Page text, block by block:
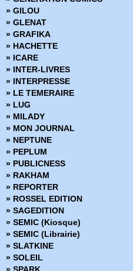
» GILOU
» GLENAT
» GRAFIKA
» HACHETTE
» ICARE
» INTER-LIVRES
» INTERPRESSE
» LE TEMERAIRE
» LUG
» MILADY
» MON JOURNAL
» NEPTUNE
» PEPLUM
» PUBLICNESS
» RAKHAM
» REPORTER
» ROSSEL EDITION
» SAGEDITION
» SEMIC (Kiosque)
» SEMIC (Librairie)
» SLATKINE
» SOLEIL
» SPARK